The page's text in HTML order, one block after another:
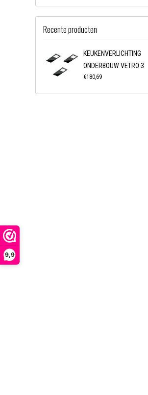
9,9
Recente producten
KEUKENVERLICHTING
ONDERBOUW VETRO 3
€180,69